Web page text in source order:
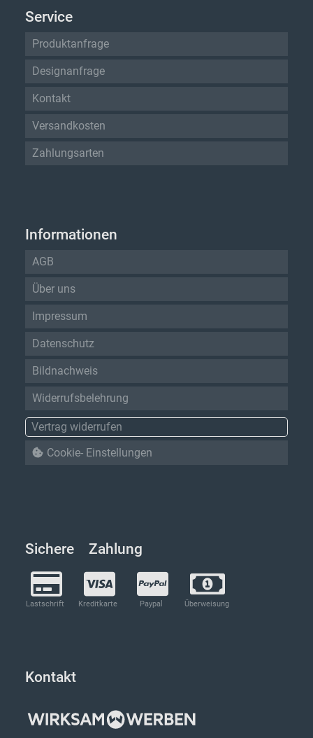
Sichere Zahlung
Lastschrift Kreditkarte Paypal Überweisung
Service
Produktanfrage
Designanfrage
Kontakt
Versandkosten
Zahlungsarten
Informationen
AGB
Über uns
Impressum
Datenschutz
Bildnachweis
Widerrufsbelehrung
Vertrag widerrufen
Cookie- Einstellungen
Kontakt